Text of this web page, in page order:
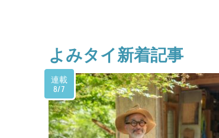
よみタイ新着記事
連載
8/7